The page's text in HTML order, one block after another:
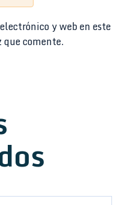
y web en este
que comente.